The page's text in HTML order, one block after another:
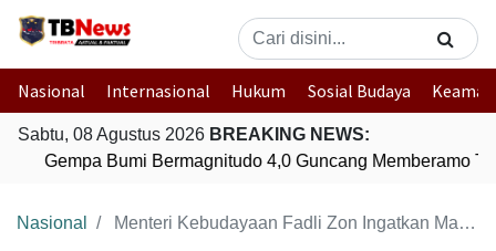
Nasional Internasional Hukum Sosial Budaya
Sabtu, 08 Agustus 2026 BREAKING NEWS:
Gempa Bumi Bermagnitudo 4,0 Guncang Memberamo
Nasional Menteri Kebudayaan Fadli Zon Ingatkan Masyarakat Tak Kerasukan Budaya Asing